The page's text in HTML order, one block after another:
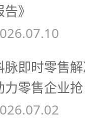
》
脉即时零售
力零售企业